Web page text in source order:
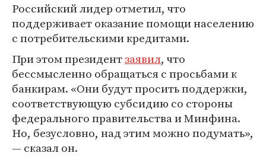
Российский лидер отметил, что
поддерживает оказание помощи населению
с потребительскими кредитами.
При этом президентзаявил, что
бессмысленно обращаться с просьбами к
банкирам. «Они будут просить поддержки,
соответствующую субсидию со стороны
федерального правительства и Минфина.
Но, безусловно, над этим можно подумать»,
— сказал он.